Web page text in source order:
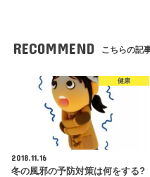
RECOMMEND こちらの記
健康
2018.11.16
冬の風邪の予防対策は何をする?